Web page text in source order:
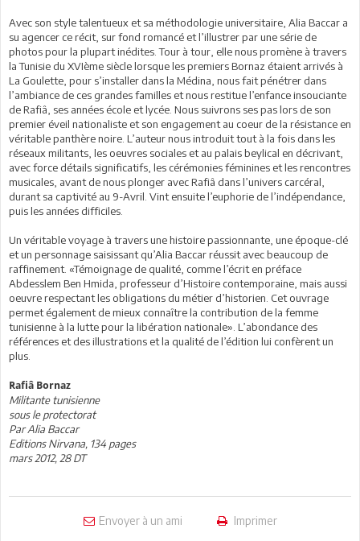
Avec son style talentueux et sa méthodologie universitaire, Alia Baccar a
su agencer ce récit, sur fond romancé et l’illustrer par une série de
photos pour la plupart inédites. Tour à tour, elle nous promène à travers
la Tunisie du XVIème siècle lorsque les premiers Bornaz étaient arrivés à
La Goulette, pour s’installer dans la Médina, nous fait pénétrer dans
l’ambiance de ces grandes familles et nous restitue l’enfance insouciante
de Rafiâ, ses années école et lycée. Nous suivrons ses pas lors de son
premier éveil nationaliste et son engagement au coeur de la résistance en
véritable panthère noire. L’auteur nous introduit tout à la fois dans les
réseaux militants, les oeuvres sociales et au palais beylical en décrivant,
avec force détails significatifs, les cérémonies féminines et les rencontres
musicales, avant de nous plonger avec Rafiâ dans l’univers carcéral,
durant sa captivité au 9-Avril. Vint ensuite l’euphorie de l’indépendance,
puis les années difficiles.
Un véritable voyage à travers une histoire passionnante, une époque-clé
et un personnage saisissant qu’Alia Baccar réussit avec beaucoup de
raffinement. «Témoignage de qualité, comme l’écrit en préface
Abdesslem Ben Hmida, professeur d’Histoire contemporaine, mais aussi
oeuvre respectant les obligations du métier d’historien. Cet ouvrage
permet également de mieux connaître la contribution de la femme
tunisienne à la lutte pour la libération nationale». L’abondance des
références et des illustrations et la qualité de l’édition lui confèrent un
plus.
Rafiâ Bornaz
Militante tunisienne
sous le protectorat
Par Alia Baccar
Editions Nirvana, 134 pages
mars 2012, 28 DT
Envoyer à un ami Imprimer